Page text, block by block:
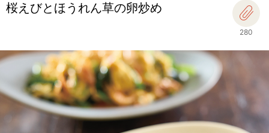
桜えびとほうれん草の卵炒め
280